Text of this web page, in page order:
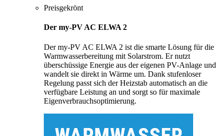
Preisgekrönt
Der my-PV AC ELWA 2
Der my-PV AC ELWA 2 ist die smarte Lösung für die
Warmwasserbereitung mit Solarstrom. Er nutzt
überschüssige Energie aus der eigenen PV-Anlage und
wandelt sie direkt in Wärme um. Dank stufenloser
Regelung passt sich der Heizstab automatisch an die
verfügbare Leistung an und sorgt so für maximale
Eigenverbrauchsoptimierung.